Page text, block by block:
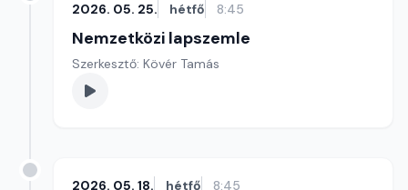
2026. 05. 25. hétfő 8:45
Nemzetközi lapszemle
Szerkesztő: Kövér Tamás
2026. 05. 18. hétfő 8:45